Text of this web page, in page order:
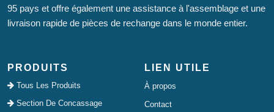
95 pays et offre également une assistance à l'assemblage et une
livraison rapide de pièces de rechange dans le monde entier.
PRODUITS
Tous Les Produits
Section De Concassage
LIEN UTILE
À propos
Contact